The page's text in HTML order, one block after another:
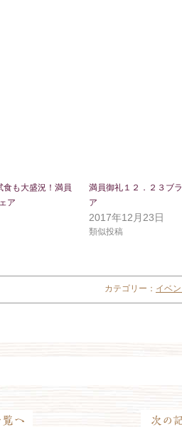
も大盛況！満員
ア
満員御礼１２．２３ブ
ア
2017年12月23日
類似投稿
カテゴリー： イベ